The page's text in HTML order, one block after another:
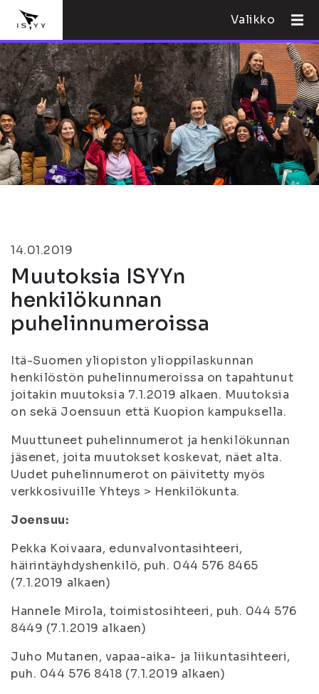
Valikko
14.01.2019
Muutoksia ISYYn
henkilökunnan
puhelinnumeroissa
Itä-Suomen yliopiston ylioppilaskunnan
henkilöstön puhelinnumeroissa on tapahtunut
joitakin muutoksia 7.1.2019 alkaen. Muutoksia
on sekä Joensuun että Kuopion kampuksella.
Muuttuneet puhelinnumerot ja henkilökunnan
jäsenet, joita muutokset koskevat, näet alta.
Uudet puhelinnumerot on päivitetty myös
verkkosivuille Yhteys > Henkilökunta.
Joensuu:
Pekka Koivaara, edunvalvontasihteeri,
häirintäyhdyshenkilö, puh. 044 576 8465
(7.1.2019 alkaen)
Hannele Mirola, toimistosihteeri, puh. 044 576
8449 (7.1.2019 alkaen)
Juho Mutanen, vapaa-aika- ja liikuntasihteeri,
puh. 044 576 8418 (7.1.2019 alkaen)